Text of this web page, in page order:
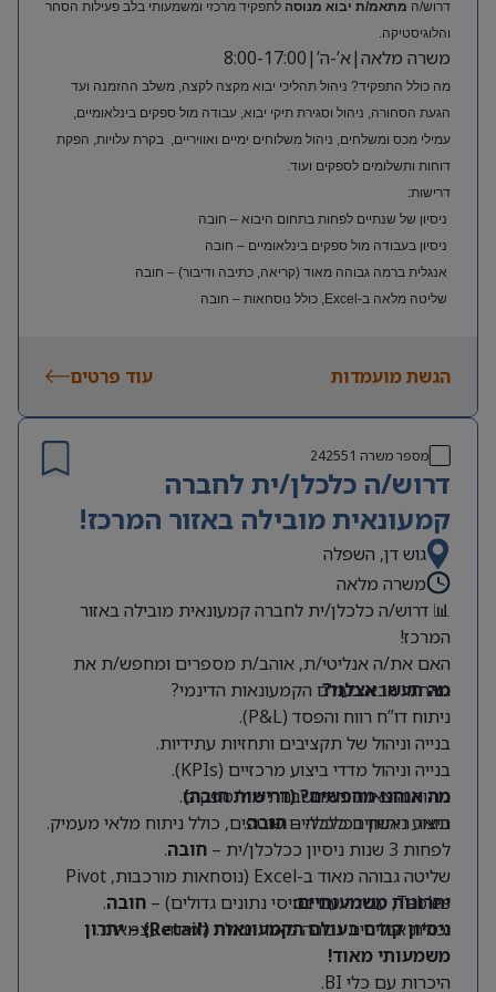
דרוש/ה מתאמ/ת יבוא מנוסה לתפקיד מרכזי ומשמעותי בלב פעילות הסחר
והלוגיסטיקה.
משרה מלאה|א’-ה’|8:00-17:00
מה כולל התפקיד? ניהול תהליכי יבוא מקצה לקצה, משלב ההזמנה ועד
הגעת הסחורה, ניהול וסגירת תיקי יבוא, עבודה מול ספקים בינלאומיים,
עמילי מכס ומשלחים, ניהול משלוחים ימיים ואוויריים, בקרת עלויות, הפקת
דוחות ותשלומים לספקים ועוד.
דרישות:
ניסיון של שנתיים לפחות בתחום היבוא – חובה
ניסיון בעבודה מול ספקים בינלאומיים – חובה
אנגלית ברמה גבוהה מאוד (קריאה, כתיבה ודיבור) – חובה
שליטה מלאה ב-Excel, כולל נוסחאות – חובה
הגשת מועמדות עוד פרטים
מספר משרה 242551
דרוש/ה כלכלן/ית לחברה
קמעונאית מובילה באזור המרכז!
גוש דן, השפלה
משרה מלאה
📊 דרוש/ה כלכלן/ית לחברה קמעונאית מובילה באזור
המרכז!
האם את/ה אנליטי/ת, אוהב/ת מספרים ומחפש/ת את
האתגר הבא בעולם הקמעונאות הדינמי?
מה תעשו אצלנו?
ניתוח דו”ח רווח והפסד (P&L).
בנייה וניהול של תקציבים ותחזיות עתידיות.
בנייה וניהול מדדי ביצוע מרכזיים (KPIs).
ניתוח הוצאות והתחשבנות מול ספקים.
ביצוע ניתוחים כלכליים שוטפים, כולל ניתוח מלאי מעמיק.
מה אנחנו מחפשים? (דרישות חובה)
תואר ראשון בכלכלה –חובה.
לפחות 3 שנות ניסיון ככלכלן/ית –
חובה.
שליטה גבוהה מאוד ב-Excel (נוסחאות מורכבות, Pivot
Tables, עבודה עם בסיסי נתונים גדולים) –
חובה.
יכולת אנליטית גבוהה מאוד ויכולת למידה עצמאית.
יתרונות משמעותיים:
ניסיון קודם בעולם הקמעונאות (Retail) – יתרון
משמעותי מאוד!
היכרות עם כלי BI.